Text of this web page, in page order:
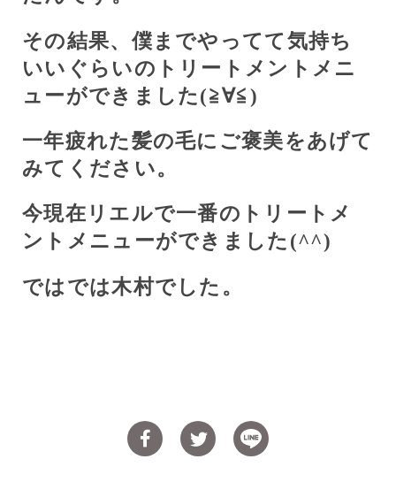
その結果、僕までやってて気持ち
いいぐらいのトリートメントメニ
ューができました(≧∀≦)
一年疲れた髪の毛にご褒美をあげて
みてください。
今現在リエルで一番のトリートメ
ントメニューができました(^^)
ではでは木村でした。